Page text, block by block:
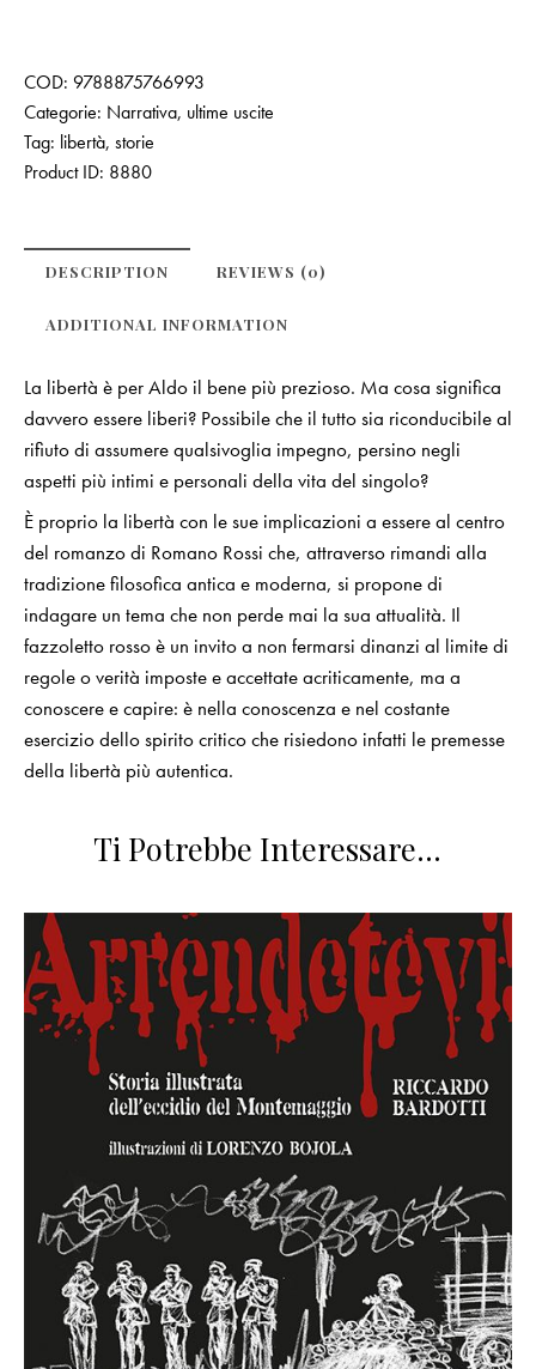
COD: 9788875766993
Categorie: Narrativa, ultime uscite
Tag: libertà, storie
Product ID: 8880
DESCRIPTION REVIEWS (0)
ADDITIONAL INFORMATION
La libertà è per Aldo il bene più prezioso. Ma cosa significa
davvero essere liberi? Possibile che il tutto sia riconducibile al
rifiuto di assumere qualsivoglia impegno, persino negli
aspetti più intimi e personali della vita del singolo?
È proprio la libertà con le sue implicazioni a essere al centro
del romanzo di Romano Rossi che, attraverso rimandi alla
tradizione filosofica antica e moderna, si propone di
indagare un tema che non perde mai la sua attualità. Il
fazzoletto rosso è un invito a non fermarsi dinanzi al limite di
regole o verità imposte e accettate acriticamente, ma a
conoscere e capire: è nella conoscenza e nel costante
esercizio dello spirito critico che risiedono infatti le premesse
della libertà più autentica.
Ti Potrebbe Interessare…